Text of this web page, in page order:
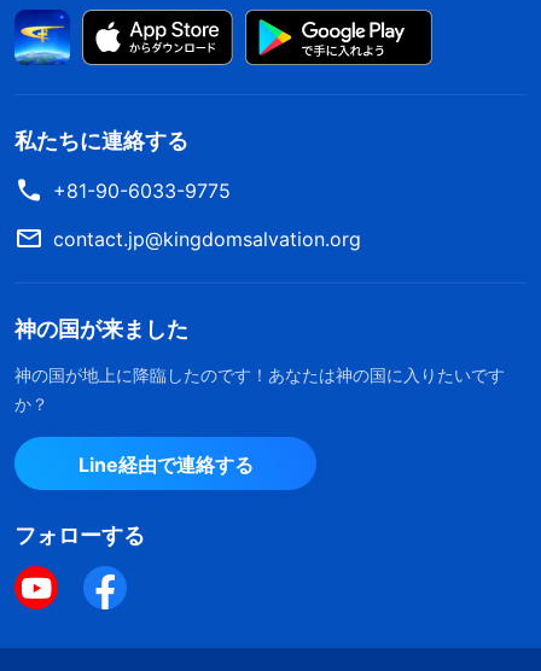
私たちに連絡する
+81-90-6033-9775
contact.jp@kingdomsalvation.org
神の国が来ました
神の国が地上に降臨したのです！あなたは神の国に入りたいです
か？
Line経由で連絡する
フォローする